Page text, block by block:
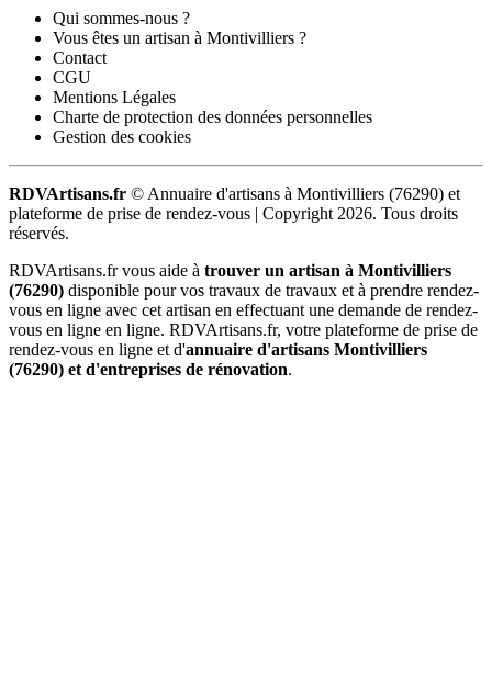
Qui sommes-nous ?
Vous êtes un artisan à Montivilliers ?
Contact
CGU
Mentions Légales
Charte de protection des données personnelles
Gestion des cookies
RDVArtisans.fr © Annuaire d'artisans à Montivilliers (76290) et
plateforme de prise de rendez-vous | Copyright 2026. Tous droits
réservés.
RDVArtisans.fr vous aide à trouver un artisan à Montivilliers
(76290) disponible pour vos travaux de travaux et à prendre rendez-
vous en ligne avec cet artisan en effectuant une demande de rendez-
vous en ligne en ligne. RDVArtisans.fr, votre plateforme de prise de
rendez-vous en ligne et d'annuaire d'artisans Montivilliers
(76290) et d'entreprises de rénovation.